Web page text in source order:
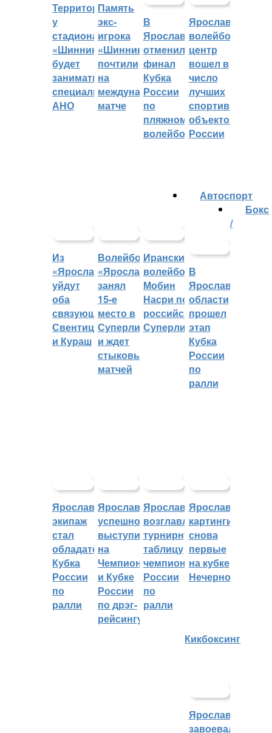
Территорией
у
стадиона
«Шинник»
будет
заниматься
специальное
АНО
Память
экс-
игрока
«Шинника»
почтили
на
международном
матче
В
Ярославле
отменили
финал
Кубка
России
по
пляжному
волейболу
Ярославский
волейбольный
центр
вошел в
число
лучших
спортивных
объектов
России
Из
«Ярославича»
уйдут
оба
связующих:
Свентицкис
и Кураш
Волейбольный
«Ярославич»
занял
15-е
место в
Суперлиге
и ждет
стыковых
матчей
Иранский
волейболист
Мобин
Насри покинет
российскую
Суперлигу
Автоспорт
В
Ярославской
области
прошел
этап
Кубка
России
по
ралли
Ярославский
экипаж
стал
обладателем
Кубка
России
по
ралли
Ярославцы
успешно
выступили
на
Чемпионате
и Кубке
России
по дрэг-
рейсингу
Ярославцы
возглавляют
турнирную
таблицу
чемпионата
России
по
ралли
Ярославские
картингисты
снова
первые
на кубке
Нечерноземья
Бокс
/
Кикбоксинг
Ярославцы
завоевали